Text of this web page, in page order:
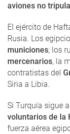
aviones no
El ejército de
Rusia. Los
municiones; los
mercenarios, la
contratistas del
Siria a Libia.
Si Turquía sigue
voluntarios de la
fuerza aérea